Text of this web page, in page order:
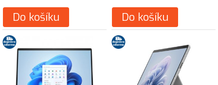
Do košíku Do košíku